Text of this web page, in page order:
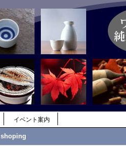
イベント案内
shoping